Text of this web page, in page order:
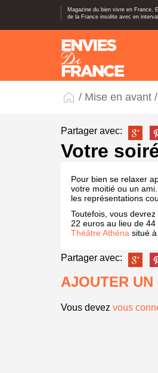
Magazine du bien vivre en France,
de la France insolite avec en
/ Mise en avant /
Partager avec:
Votre
Pour bien se relaxer
votre moitié ou un
les représentations
Toutefois, vous
22 euros au lieu de 44
Théâtre Athéna situé à
Partager avec:
AJOUTER UN
Vous devez vous